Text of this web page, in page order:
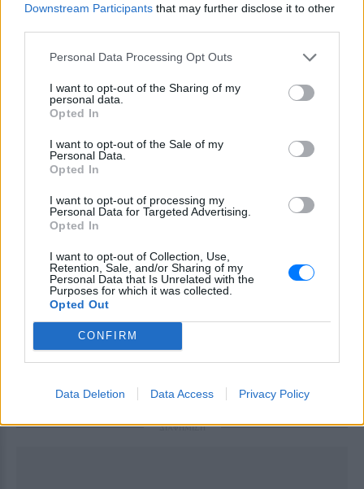
Downstream Participants that may further disclose it to other
Personal Data Processing Opt Outs
I want to opt-out of the Sharing of my
personal data.
Opted In
I want to opt-out of the Sale of my
Personal Data.
Opted In
I want to opt-out of processing my
Personal Data for Targeted Advertising.
Opted In
I want to opt-out of Collection, Use,
Retention, Sale, and/or Sharing of my
Personal Data that Is Unrelated with the
Purposes for which it was collected.
Opted Out
CONFIRM
Data Deletion Data Access Privacy Policy
O μετρ του ζευγαρώματος ζει στη
Θεσσαλονίκη
ΠΡΙΝ 274 ΕΒΔΟΜΆΔΕΣ
QUIZ ΣΧΈΣΕΙΣ
Πόσο καλός είσαι στο σeξ;
Ξέρουμε, ξέρουμε!
ΠΡΙΝ 494 ΕΒΔΟΜΆΔΕΣ
ΔΙΑΦΗΜΙΣΗ